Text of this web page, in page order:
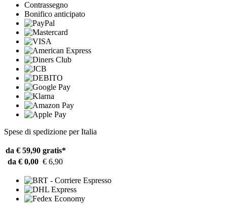
Contrassegno
Bonifico anticipato
Spese di spedizione per Italia
da € 59,90 gratis*
da € 0,00 € 6,90